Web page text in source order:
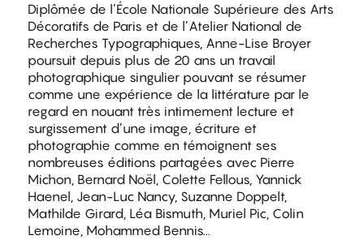
Diplômée de l’École Nationale Supérieure des Arts
Décoratifs de Paris et de l’Atelier National de
Recherches Typographiques, Anne-Lise Broyer
poursuit depuis plus de 20 ans un travail
photographique singulier pouvant se résumer
comme une expérience de la littérature par le
regard en nouant très intimement lecture et
surgissement d’une image, écriture et
photographie comme en témoignent ses
nombreuses éditions partagées avec Pierre
Michon, Bernard Noël, Colette Fellous, Yannick
Haenel, Jean-Luc Nancy, Suzanne Doppelt,
Mathilde Girard, Léa Bismuth, Muriel Pic, Colin
Lemoine, Mohammed Bennis...